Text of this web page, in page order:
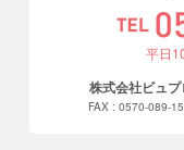
平日
株式会社ビュプ
FAX : 0570-089-